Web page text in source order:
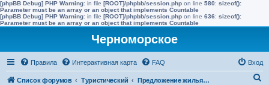
[phpBB Debug] PHP Warning: in file [ROOT]/phpbb/session.php on line 580: sizeof():
Parameter must be an array or an object that implements Countable
[phpBB Debug] PHP Warning: in file [ROOT]/phpbb/session.php on line 636: sizeof():
Parameter must be an array or an object that implements Countable
Черноморское
Правила Интерактивная карта FAQ Вход
Список форумов Туристический Предложение жилья в Черноморске (сдать)